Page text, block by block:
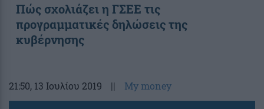
Πώς σχολιάζει η ΓΣΕΕ τις
προγραμματικές δηλώσεις της
κυβέρνησης
21:50, 13 Ιουλίου 2019 || My money